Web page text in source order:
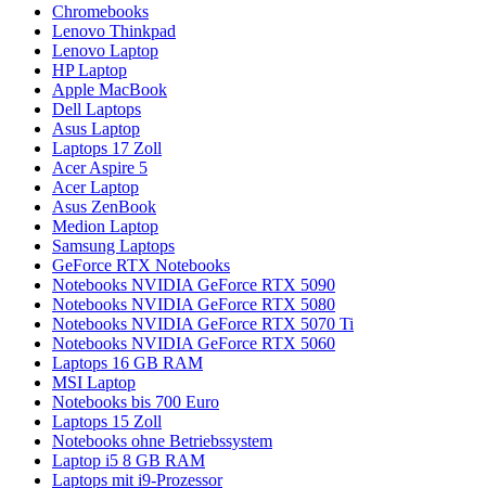
Chromebooks
Lenovo Thinkpad
Lenovo Laptop
HP Laptop
Apple MacBook
Dell Laptops
Asus Laptop
Laptops 17 Zoll
Acer Aspire 5
Acer Laptop
Asus ZenBook
Medion Laptop
Samsung Laptops
GeForce RTX Notebooks
Notebooks NVIDIA GeForce RTX 5090
Notebooks NVIDIA GeForce RTX 5080
Notebooks NVIDIA GeForce RTX 5070 Ti
Notebooks NVIDIA GeForce RTX 5060
Laptops 16 GB RAM
MSI Laptop
Notebooks bis 700 Euro
Laptops 15 Zoll
Notebooks ohne Betriebssystem
Laptop i5 8 GB RAM
Laptops mit i9-Prozessor